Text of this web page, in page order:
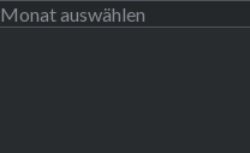
Archiv